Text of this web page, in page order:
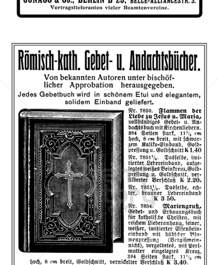
Bild-ID: 66126
Hanns Konrad, Brüx
Versandhaus Hanns Konrad, Brüx (Böhmen)
1910